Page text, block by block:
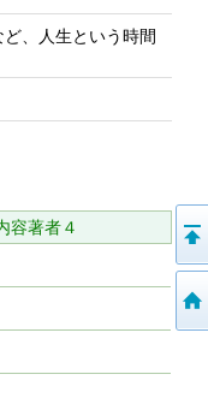
、人生という時間
容著者４